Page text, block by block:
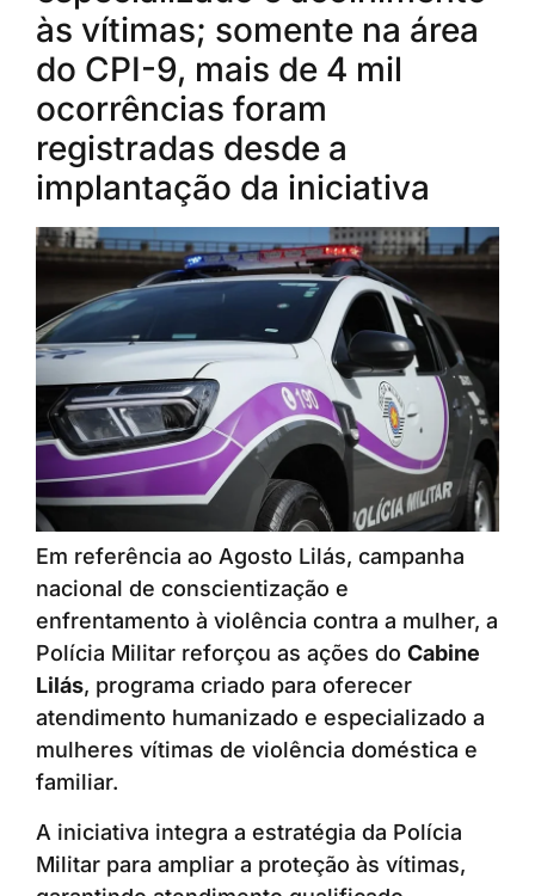
às vítimas; somente na área
do CPI-9, mais de 4 mil
ocorrências foram
registradas desde a
implantação da iniciativa
Em referência ao Agosto Lilás, campanha
nacional de conscientização e
enfrentamento à violência contra a mulher, a
Polícia Militar reforçou as ações do Cabine
Lilás, programa criado para oferecer
atendimento humanizado e especializado a
mulheres vítimas de violência doméstica e
familiar.
A iniciativa integra a estratégia da Polícia
Militar para ampliar a proteção às vítimas,